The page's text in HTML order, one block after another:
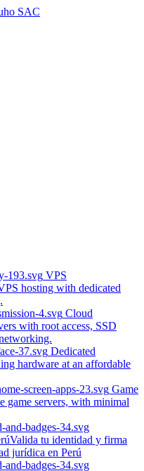
VPS
hosting with dedicated
Cloud
with root access, SSD
Dedicated
hardware at an affordable
Game
game servers, with minimal
Valida tu identidad y firma
jurídica en Perú